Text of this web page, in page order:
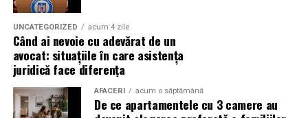
Campania „Aleg să fiu vizibilă” (
este doar despre fotografie. Este despre o decizie pe
care fiecare dintre aceste femei a luat-o conștient: să nu
mai lase calitatea muncii lor să rămână un secret bine
păzit.
România are sute de mii de femei antreprenor. Mulți
UNCATEGORIZED acum 4 zile
Când ai nevoie cu adevărat de un
avocat: situațiile în care asistența
juridică face diferența
AFACERI acum o săptămână
De ce apartamentele cu 3 camere au